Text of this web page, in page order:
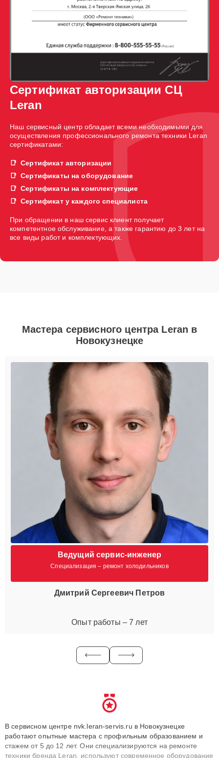
Сертификат авторизации СЦ
Leran
Наш сервисный центр обладает всеми необходимыми для
осуществления профессионального ремонта техники Leran
сертификатами:
Сертификат авторизации
Сертификаты на оборудование
Сертификаты на комплектующие
Сертификат у каждого специалиста
При обращении в наш сервис клиент получает
компетентное обслуживание, а также гарантию до 3 лет на
все виды работ и комплектующих.
Мастера сервисного центра Leran в
Новокузнецке
Ведущий сервис-инженер
Специализация – ремонт холодильников
Дмитрий Сергеевич Петров
Опыт работы – 7 лет
В сервисном центре nvk.leran-servis.ru в Новокузнецке
работают опытные мастера с профильным образованием и
стажем от 5 до 12 лет. Они специализируются на ремонте
техники бренда Leran, используют современное оборудование